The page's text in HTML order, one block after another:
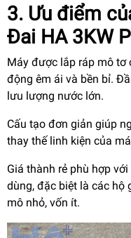
3. Ưu điểm
Đai HA 3KW
Máy được lắp ráp mô tơ
động êm ái và bền bỉ.
lưu lượng nước lớn.
Cấu tạo đơn giản giúp
thay thế linh kiện của
Giá thành rẻ phù hợp
dùng, đặc biệt là các hộ
mô nhỏ, vốn ít.